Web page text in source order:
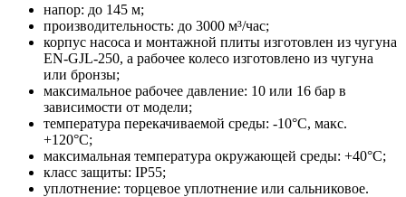
напор: до 145 м;
производительность: до 3000 м³/час;
корпус насоса и монтажной плиты изготовлен из чугуна
EN-GJL-250, а рабочее колесо изготовлено из чугуна
или бронзы;
максимальное рабочее давление: 10 или 16 бар в
зависимости от модели;
температура перекачиваемой среды: -10°С, макс.
+120°С;
максимальная температура окружающей среды: +40°С;
класс защиты: IP55;
уплотнение: торцевое уплотнение или сальниковое.